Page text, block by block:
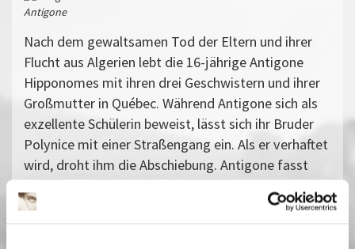
Antigone
Nach dem gewaltsamen Tod der Eltern und ihrer
Flucht aus Algerien lebt die 16-jährige Antigone
Hipponomes mit ihren drei Geschwistern und ihrer
Großmutter in Québec. Während Antigone sich als
exzellente Schülerin beweist, lässt sich ihr Bruder
Polynice mit einer Straßengang ein. Als er verhaftet
wird, droht ihm die Abschiebung. Antigone fasst
einen gefährlichen Rettungsplan.
In freier Anlehnung an die Tragödie von Sophokles